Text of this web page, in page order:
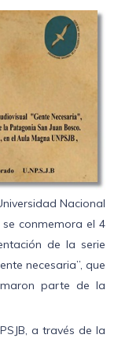
Nacional
conmemora el 4
de la serie
necesaria”, que
parte de la
a través de la